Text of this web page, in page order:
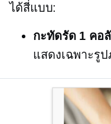
ได้สี่แบบ:
กะทัดรัด 1 คอ
แสดงเฉพาะรู